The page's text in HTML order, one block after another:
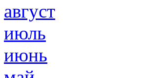
август
июль
июнь